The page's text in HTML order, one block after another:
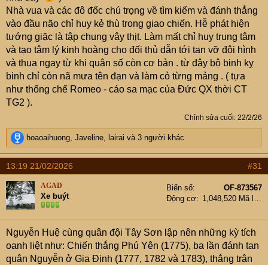
Nhà vua và các đô đốc chú trọng về tìm kiếm và đánh thẳng
vào đầu não chỉ huy kẻ thù trong giao chiến. Hễ phát hiện
tướng giặc là tập chung vây thịt. Làm mất chỉ huy trung tâm
và tạo tâm lý kinh hoàng cho đối thủ dẫn tới tan vỡ đội hình
và thua ngay từ khi quân số còn cơ bản . từ đây bộ binh kỵ
binh chỉ còn nã mưa tên đạn và làm cỏ từng mảng . ( tựa
như thống chế Romeo - cáo sa mạc của Đức QX thời CT
TG2 ).
Chỉnh sửa cuối: 22/2/26
R
e
a
c
t
i
o
n
s
:
hoaoaihuong, Javeline, lairai và 3 người khác
13:19 21/02/2026 #31
AGAD
Xe buýt
Biển số
OF-873567
Động cơ
1,048,520 Mã lực
Nguyễn Huệ cùng quân đội Tây Sơn lập nên những kỳ tích
oanh liệt như: Chiến thắng Phú Yên (1775), ba lần đánh tan
quân Nguyễn ở Gia Định (1777, 1782 và 1783), thắng trận